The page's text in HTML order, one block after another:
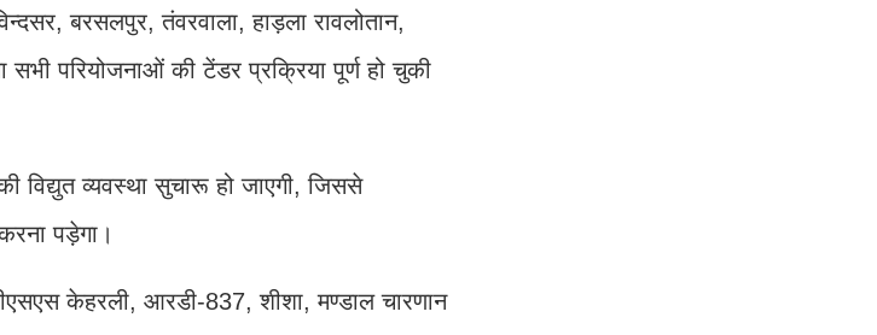
बरसलपुर, तंवरवाला, हाड़ला रावलोतान,
परियोजनाओं की टेंडर प्रक्रिया पूर्ण हो चुकी
विद्युत व्यवस्था सुचारू हो जाएगी, जिससे
पड़ेगा।
केहरली, आरडी-837, शीशा, मण्डाल चारणान